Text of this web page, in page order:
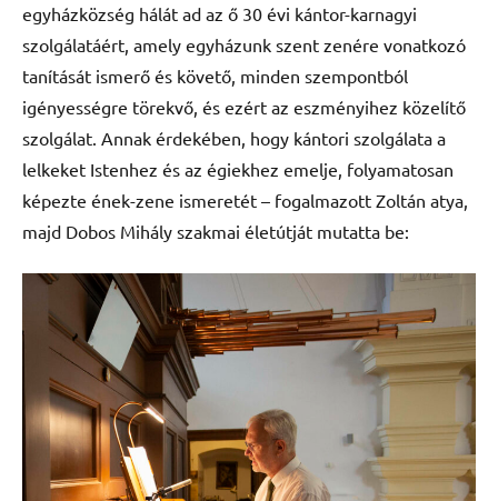
egyházközség hálát ad az ő 30 évi kántor-karnagyi
szolgálatáért, amely egyházunk szent zenére vonatkozó
tanítását ismerő és követő, minden szempontból
igényességre törekvő, és ezért az eszményihez közelítő
szolgálat. Annak érdekében, hogy kántori szolgálata a
lelkeket Istenhez és az égiekhez emelje, folyamatosan
képezte ének-zene ismeretét – fogalmazott Zoltán atya,
majd Dobos Mihály szakmai életútját mutatta be: